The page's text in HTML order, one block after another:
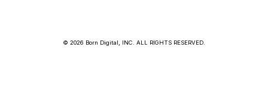
© 2026 Born Digital, INC. ALL RIGHTS RESERVED.